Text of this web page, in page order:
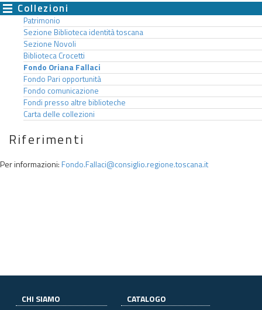
Collezioni
Patrimonio
Sezione Biblioteca identità toscana
Sezione Novoli
Biblioteca Crocetti
Fondo Oriana Fallaci
Fondo Pari opportunità
Fondo comunicazione
Fondi presso altre biblioteche
Carta delle collezioni
Riferimenti
Per informazioni: Fondo.Fallaci@consiglio.regione.toscana.it
CHI SIAMO
CATALOGO